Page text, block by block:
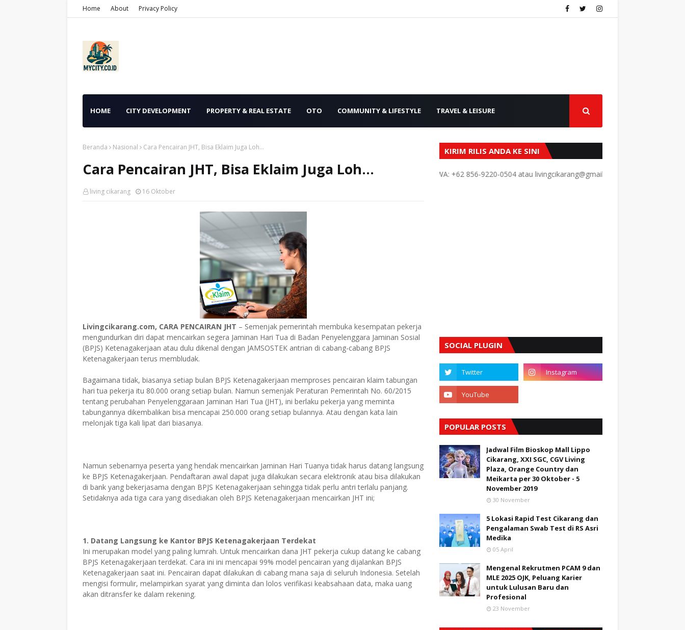
Home About Privacy Policy
HOME CITY DEVELOPMENT PROPERTY & REAL ESTATE OTO COMMUNITY & LIFESTYLE TRAVEL & LEISURE
Beranda Nasional Cara Pencairan JHT, Bisa Eklaim Juga Loh...
Cara Pencairan JHT, Bisa Eklaim Juga Loh...
living cikarang 16 Oktober
Livingcikarang.com, CARA PENCAIRAN JHT – Semenjak pemerintah membuka kesempatan pekerja
mengundurkan diri dapat mencairkan segera Jaminan Hari Tua di Badan Penyelenggara Jaminan Sosial
(BPJS) Ketenagakerjaan atau dulu dikenal dengan JAMSOSTEK antrian di cabang-cabang BPJS
Ketenagakerjaan terus membludak.
Bagaimana tidak, biasanya setiap bulan BPJS Ketenagakerjaan memproses pencairan klaim tabungan
hari tua pekerja itu 80.000 orang setiap bulan. Namun semenjak Peraturan Pemerintah No. 60/2015
tentang perubahan Penyelenggaraan Jaminan Hari Tua (JHT), ini berlaku pekerja yang meminta
tabungannya dikembalikan bisa mencapai 250.000 orang setiap bulannya. Atau dengan kata lain
melonjak tiga kali lipat dari biasanya.
Namun sebenarnya peserta yang hendak mencairkan Jaminan Hari Tuanya tidak harus datang langsung
ke BPJS Ketenagakerjaan. Pendaftaran awal dapat juga dilakukan secara elektronik atau bisa dilakukan
di bank yang bekerjasama dengan BPJS Ketenagakerjaan sehingga tidak perlu antri terlalu panjang.
Setidaknya ada tiga cara yang disediakan oleh BPJS Ketenagakerjaan mencairkan JHT ini;
1. Datang Langsung ke Kantor BPJS Ketenagakerjaan Terdekat
Ini merupakan model yang paling lumrah. Untuk mencairkan dana JHT pekerja cukup datang ke cabang
BPJS Ketenagakerjaan terdekat. Cara ini ini mencapai 99% model pencairan yang dijalankan BPJS
Ketenagakerjaan saat ini. Pencairan dapat dilakukan di cabang mana saja di seluruh Indonesia. Setelah
mengisi formulir, melampirkan syarat yang diminta dan lolos verifikasi keabsahaan data, maka uang
akan ditransfer ke dalam rekening.
KIRIM RILIS ANDA KE SINI
Kirim rilis anda di sini. WA: +62 856-9220-0504 atau livingcikarang@gmail.com.
SOCIAL PLUGIN
POPULAR POSTS
Jadwal Film Bioskop Mall Lippo
Cikarang, XXI SGC, CGV Living
Plaza, Orange Country dan
Meikarta per 30 Oktober - 5
November 2019
30 November
5 Lokasi Rapid Test Cikarang dan
Pengalaman Swab Test di RS Asri
Medika
05 April
Mengenal Rekrutmen PCAM 9 dan
MLE 2025 OJK, Peluang Karier
untuk Lulusan Baru dan
Profesional
23 November